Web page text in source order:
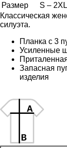
Размер
S – 2XL
Классическая
силуэта.
Планка с 3
Усиленные
Запасная
изделия